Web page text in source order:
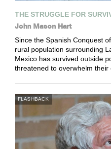
THE STRUGGLE FOR
John Mason Hart
Since the Spanish Conquest
rural population surrounding
Mexico has survived outside
threatened to overwhelm
FLASHBACK